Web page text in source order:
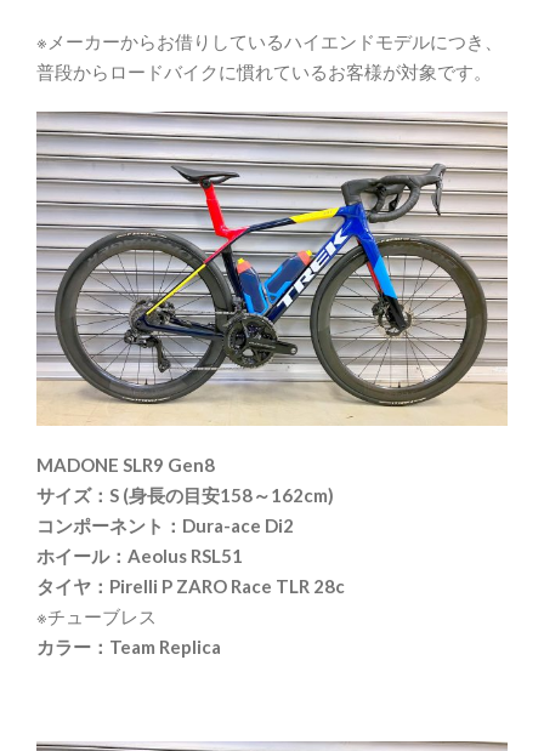
※メーカーからお借りしているハイエンドモデルにつき、
普段からロードバイクに慣れているお客様が対象です。
MADONE SLR9 Gen8
サイズ：S (身長の目安158～162cm)
コンポーネント：Dura-ace Di2
ホイール：Aeolus RSL51
タイヤ：Pirelli P ZARO Race TLR 28c
※チューブレス
カラー：Team Replica